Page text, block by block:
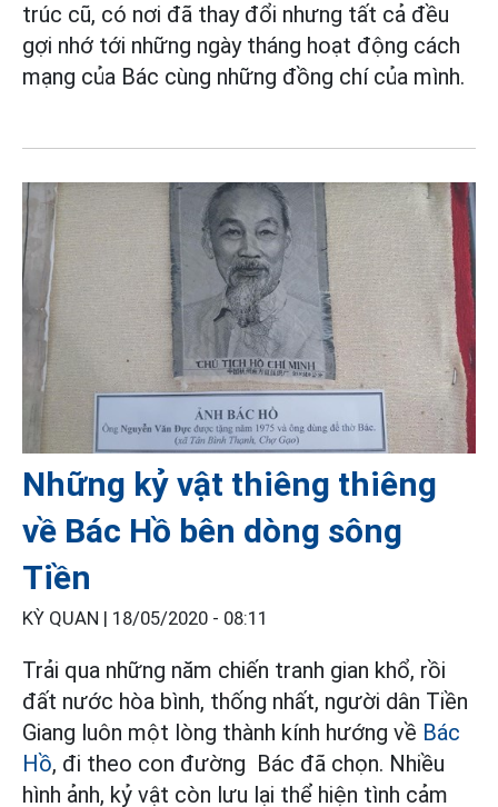
trúc cũ, có nơi đã thay đổi nhưng tất cả đều
gợi nhớ tới những ngày tháng hoạt động cách
mạng của Bác cùng những đồng chí của mình.
Những kỷ vật thiêng thiêng
về Bác Hồ bên dòng sông
Tiền
KỲ QUAN | 18/05/2020 - 08:11
Trải qua những năm chiến tranh gian khổ, rồi
đất nước hòa bình, thống nhất, người dân Tiền
Giang luôn một lòng thành kính hướng về Bác
Hồ, đi theo con đường Bác đã chọn. Nhiều
hình ảnh, kỷ vật còn lưu lại thể hiện tình cảm